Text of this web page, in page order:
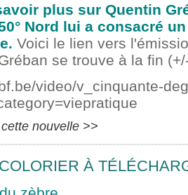
plus sur Quentin
Nord lui a consacré
Voici le lien vers
se trouve à la fin
video/v_cinquante-
nouvelle >>
À